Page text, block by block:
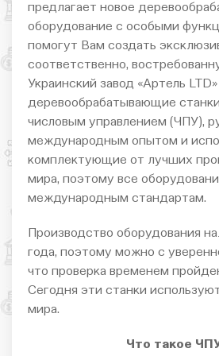
предлагает новое
оборудование с особыми
помогут Вам создать
соответственно,
Украинский завод «Артель
деревообрабатывающие
числовым управлением (ЧПУ),
международным опытом и
комплектующие от лучших
мира, поэтому все
международным стандартам.
Производство оборудования
года, поэтому можно с
что проверка временем
Сегодня эти станки
мира.
Что такое